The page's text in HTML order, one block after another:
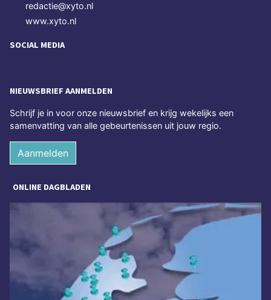
redactie@xyto.nl
www.xyto.nl
SOCIAL MEDIA
NIEUWSBRIEF AANMELDEN
Schrijf je in voor onze nieuwsbrief en krijg wekelijks een
samenvatting van alle gebeurtenissen uit jouw regio.
Aanmelden
ONLINE DAGBLADEN